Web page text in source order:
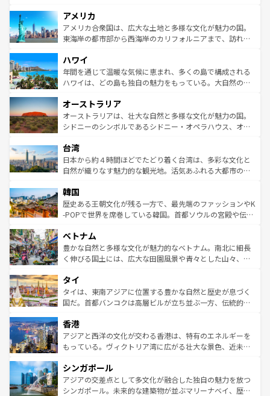
ンツ一覧を参照してほしい。
の建物がそのまま残る町や、スイスならではのユニークな
博物館もあり、アルプス観光だけでなく町歩きも満喫する
ことができる。国民の所得が高いため物価も高いが、旅行
ば市内交通費無料で観光を楽しむこともできる。 なお、新
着のスイス情報はコンテンツ一覧 を参照してほしい。
アメリカ
アメリカ合衆国は、広大な土地と多様な文化が魅力の国。
東海岸の都市部から西海岸のカリフォルニアまで、訪れる
のような巨大都市は、観光、ショッピング、エンターテイ
ンメントが詰まった刺激的なスポットだ。一方、アメリカ
西部には大自然が広がり、グランドキャニオンやイエロー
部のニューオーリンズでは、音楽と美食が融合した独特の
文化が魅力。旅行者はアメリカの各地域で異なる魅力を楽
しみながら、その多様性と豊かな歴史を感じることができ
ならではの贅沢な旅のスタイルだ。 なお、新着のアメリカ
情報はコンテンツ一覧を参照してほしい。
ハワイ
年間を通じて温暖な気候に恵まれ、多くの島で構成される
ハワイは、どの島も独自の魅力をもっている。大自然の神
ワイ島は見逃せない。また、定番の観光地といえばオアフ
島だが、静かな自然を求めるならマウイ島やカウアイ島が
おすすめ。エメラルドグリーンに輝く海をはじめ、豊かな
れるおもてなしの心で訪れる人々を迎えてくれるハワイの
人々、おいしいローカルフードやハワイアンミュージッ
ク、伝統的なフラダンスなど、すべてがハワイの魅力を彩
ワイを、存分に味わってほしい。 なお、新着のハワイ情報
はコンテンツ一覧を参照してほしい。
オーストラリア
オーストラリアは、壮大な自然と多様な文化が魅力の国。
シドニーのシンボルであるシドニー・オペラハウス、オー
リアリーフや大陸中央部にそびえるウルル（エアーズロッ
ク）、タスマニアの美しい原生林やケアンズの熱帯雨林な
ど、見どころがたくさん。また、カフェやワイン、オージ
いる。アクティビティも充実しており、サーフィンやダイ
ビング、ハイキングなど、アウトドア好きにはたまらな
い。オーストラリアの多彩な魅力を存分に味わいつくそ
参照してほしい。
台湾
日本から約４時間ほどでたどり着く台湾は、多彩な文化と
自然が織りなす魅力的な観光地。活気あふれる大都市の台
ン）、静ひつな山岳地帯である台湾東部など、都市の喧騒
と山間の静けさが共存しており、訪れる人に新しい発見と
驚きをもたらしてくれる。また、奥深い台湾の食文化も魅
容にもいいと評判のスイーツなど、バラエティ豊かな料理
が味わえる。 なお、新着の台湾情報は コンテンツ一覧を参
照してほしい。
韓国
歴史ある王朝文化が残る一方で、最先端のファッションやK
-POPで世界を席巻している韓国。首都ソウルの宮殿や伝統
き、地方に足を延ばせば四季折々の自然美を楽しむことが
できる。そして、キムチや焼肉、絶品のストリートフード
まで、さまざまな韓国料理が待っている。夜には、韓国な
リティに包まれながら、韓国の多彩な魅力を心ゆくまで味
わってみてほしい。 なお、新着の韓国情報はコンテンツ一
覧を参照してほしい。
ベトナム
豊かな自然と多様な文化が魅力的なベトナム。南北に細長
く伸びる国土には、広大な田園風景や青々とした山々、世
急速な発展と共に伝統が息づく。ハノイの古い町並みやホ
ーチミン市のフランス統治時代の建物も、独特の雰囲気を
醸し出している。また、バラエティの豊かさとおいしさで
とつ。フォーやバインミー、ベトナムコーヒーなどは、ぜ
ひ現地で味わいたい。どの地域を訪れてもあたたかい人々
が旅行者を迎えてくれるので、きっと忘れられない旅にな
参照してほしい。
タイ
タイは、東南アジアに位置する豊かな自然と歴史が息づく
国だ。首都バンコクは高層ビルが立ち並ぶ一方、伝統的な
の活気が交差している。北部ではチェンマイなどの山岳地
帯で自然と触れ合い、南部ではプーケットやクラビの美し
いビーチでリゾート気分を楽しむことができる。タイ料理
激する。気候は一年中温暖で、どの季節にも異なる楽しみ
が待っている。親しみやすいタイの人々、仏教を中心とし
た文化、そして多様な観光資源が、訪れる旅人を魅了し続
香港
アジアと西洋の文化が交わる香港は、特有のエネルギーを
もっている。ヴィクトリア湾に広がる壮大な景色、近未来
み、どこを訪れても感動するはず。観光スポットが密集し
ており、効率よく見どころを回れるのも魅力。息をのむよ
うな絶景から文化的な体験まで、香港を存分に楽しみ尽く
シンガポール
アジアの交差点として多文化が融合した独自の魅力を放つ
シンガポール。未来的な建築物が並ぶマリーナベイ、歴史